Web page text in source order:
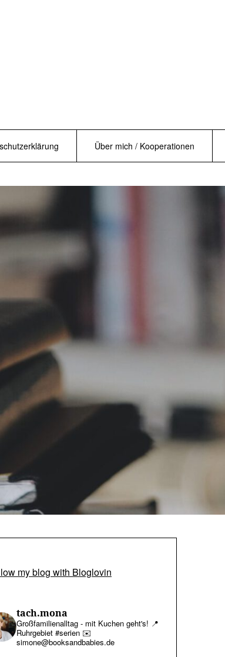
Über mich / Kooperationen
my blog with Bloglovin
tach.mona
Großfamilienalltag - mit Kuchen geht's! 📍
Ruhrgebiet #serien ✉️
simone@booksandbabies.de